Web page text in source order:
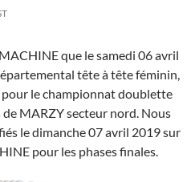
que le samedi 06 avril
tête à tête féminin,
pour le championnat doublette
MARZY secteur nord. Nous
le dimanche 07 avril 2019 sur
pour les phases finales.